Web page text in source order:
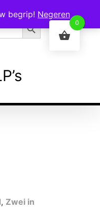
Zoekknop
, Zwei in
begrip! Negeren
0